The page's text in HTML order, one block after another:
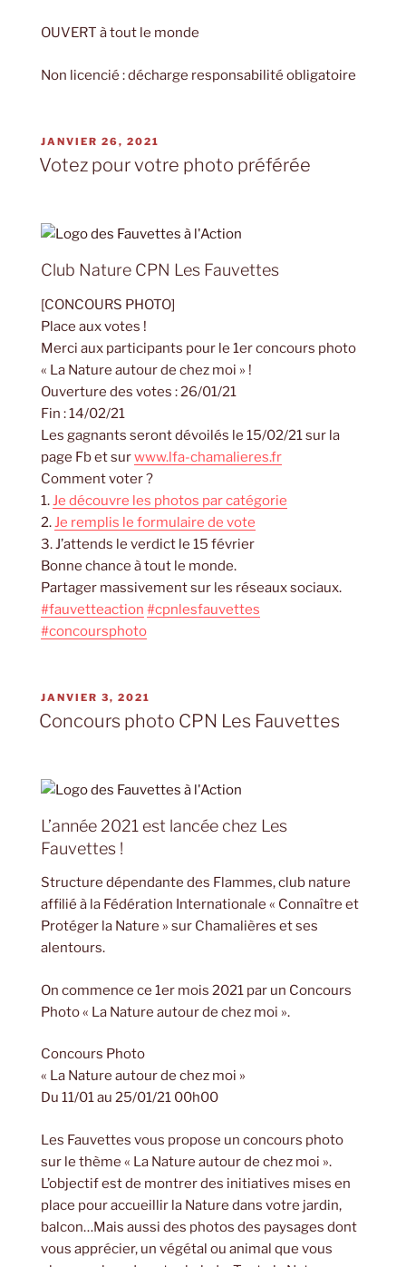
OUVERT à tout le monde
Non licencié : décharge responsabilité obligatoire
PUBLIÉ
LE
JANVIER 26, 2021
Votez pour votre photo préférée
Club Nature CPN Les Fauvettes
[CONCOURS PHOTO]
Place aux votes !
Merci aux participants pour le 1er concours photo
« La Nature autour de chez moi » !
Ouverture des votes : 26/01/21
Fin : 14/02/21
Les gagnants seront dévoilés le 15/02/21 sur la
page Fb et surwww.lfa-chamalieres.fr
Comment voter ?
1.Je découvre les photos par catégorie
2.Je remplis le formulaire de vote
3. J’attends le verdict le 15 février
Bonne chance à tout le monde.
Partager massivement sur les réseaux sociaux.
#fauvetteaction #cpnlesfauvettes
#concoursphoto
PUBLIÉ
LE
JANVIER 3, 2021
Concours photo CPN Les Fauvettes
L’année 2021 est lancée chez Les
Fauvettes !
Structure dépendante des Flammes, club nature
affilié à la Fédération Internationale « Connaître et
Protéger la Nature » sur Chamalières et ses
alentours.
On commence ce 1er mois 2021 par un Concours
Photo « La Nature autour de chez moi ».
Concours Photo
« La Nature autour de chez moi »
Du 11/01 au 25/01/21 00h00
Les Fauvettes vous propose un concours photo
sur le thème « La Nature autour de chez moi ».
L’objectif est de montrer des initiatives mises en
place pour accueillir la Nature dans votre jardin,
balcon…Mais aussi des photos des paysages dont
vous apprécier, un végétal ou animal que vous